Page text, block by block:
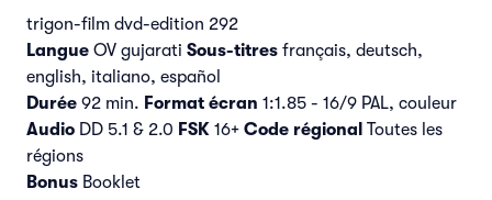
trigon-film dvd-edition 292
Langue OV gujarati Sous-titres français, deutsch,
english, italiano, español
Durée 92 min. Format écran 1:1.85 - 16/9 PAL, couleur
Audio DD 5.1 & 2.0 FSK 16+ Code régional Toutes les
régions
Bonus Booklet